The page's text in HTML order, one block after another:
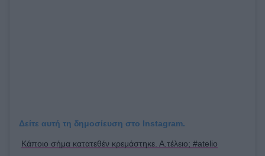
Δείτε αυτή τη δημοσίευση στο Instagram.
Κάποιο σήμα κατατεθέν κρεμάστηκε. Α.τέλειο; #atelio